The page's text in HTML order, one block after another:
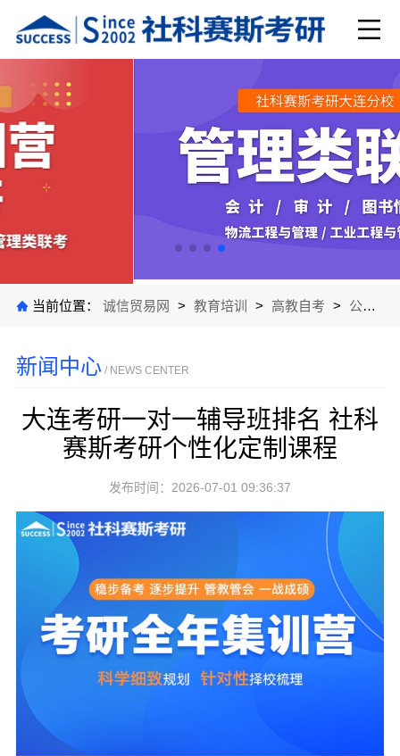
当前位置： 诚信贸易网 > 教育培训 > 高教自考 > 公司新闻
新闻中心 / NEWS CENTER
大连考研一对一辅导班排名 社科
赛斯考研个性化定制课程
发布时间：2026-07-01 09:36:37